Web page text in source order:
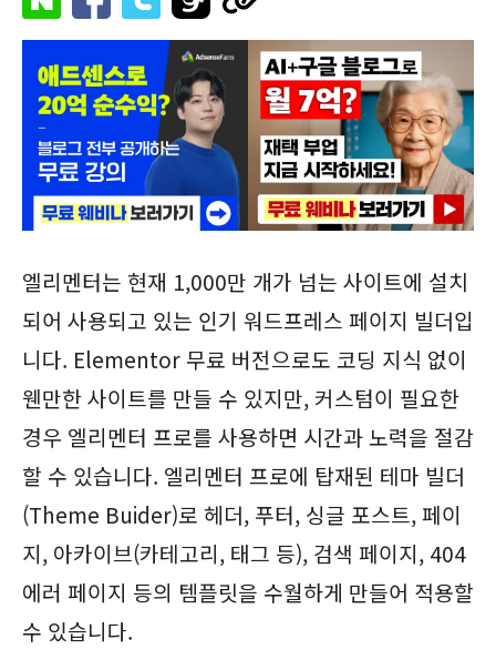
엘리멘터는 현재 1,000만 개가 넘는 사이트에 설치
되어 사용되고 있는 인기 워드프레스 페이지 빌더입
니다. Elementor 무료 버전으로도 코딩 지식 없이
웬만한 사이트를 만들 수 있지만, 커스텀이 필요한
경우 엘리멘터 프로를 사용하면 시간과 노력을 절감
할 수 있습니다. 엘리멘터 프로에 탑재된 테마 빌더
(Theme Buider)로 헤더, 푸터, 싱글 포스트, 페이
지, 아카이브(카테고리, 태그 등), 검색 페이지, 404
에러 페이지 등의 템플릿을 수월하게 만들어 적용할
수 있습니다.